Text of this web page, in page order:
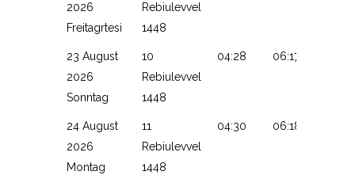
2026
Freitagrtesi
Rebiulevvel
1448
23 August
2026
Sonntag
10
Rebiulevvel
1448
04:28 06:17
24 August
2026
Montag
11
Rebiulevvel
1448
04:30 06:18